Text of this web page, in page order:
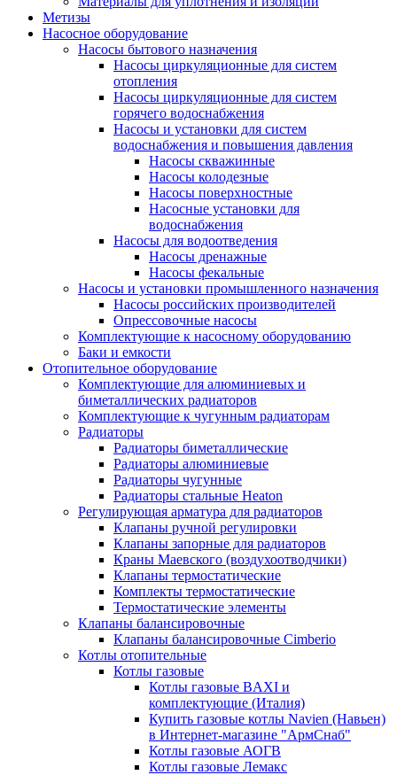
Метизы
Насосное оборудование
Насосы бытового назначения
Насосы циркуляционные для систем
отопления
Насосы циркуляционные для систем
горячего водоснабжения
Насосы и установки для систем
водоснабжения и повышения давления
Насосы скважинные
Насосы колодезные
Насосы поверхностные
Насосные установки для
водоснабжения
Насосы для водоотведения
Насосы дренажные
Насосы фекальные
Насосы и установки промышленного назначения
Насосы российских производителей
Опрессовочные насосы
Комплектующие к насосному оборудованию
Баки и емкости
Отопительное оборудование
Комплектующие для алюминиевых и
биметаллических радиаторов
Комплектующие к чугунным радиаторам
Радиаторы
Радиаторы биметаллические
Радиаторы алюминиевые
Радиаторы чугунные
Радиаторы стальные Heaton
Регулирующая арматура для радиаторов
Клапаны ручной регулировки
Клапаны запорные для радиаторов
Краны Маевского (воздухоотводчики)
Клапаны термостатические
Комплекты термостатические
Термостатические элементы
Клапаны балансировочные
Клапаны балансировочные Cimberio
Котлы отопительные
Котлы газовые
Котлы газовые BAXI и
комплектующие (Италия)
Купить газовые котлы Navien (Навьен)
в Интернет-магазине "АрмСнаб"
Котлы газовые АОГВ
Котлы газовые Лемакс